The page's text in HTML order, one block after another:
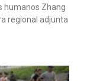
humanos Zhang
regional adjunta